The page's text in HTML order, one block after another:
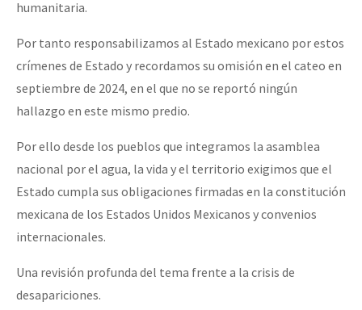
humanitaria.
Por tanto responsabilizamos al Estado mexicano por estos
crímenes de Estado y recordamos su omisión en el cateo en
septiembre de 2024, en el que no se reportó ningún
hallazgo en este mismo predio.
Por ello desde los pueblos que integramos la asamblea
nacional por el agua, la vida y el territorio exigimos que el
Estado cumpla sus obligaciones firmadas en la constitución
mexicana de los Estados Unidos Mexicanos y convenios
internacionales.
Una revisión profunda del tema frente a la crisis de
desapariciones.